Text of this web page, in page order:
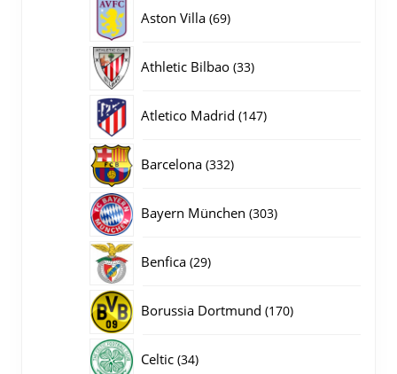
Aston Villa 6969
Athletic Bilbao 3333
Atletico Madrid 147147
Barcelona 332332
Bayern München 303303
Benfica 2929
Borussia Dortmund 170170
Celtic 3434